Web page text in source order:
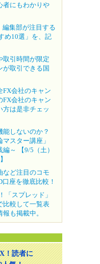
者にもわかりや
編集部が注目する
め10選」を、記
取引時間が限定
が取引できる国
FX会社のキャン
FX会社のキャン
方は是非チェッ
しないのか？
スター講座」
～ 【9/5（土）
など注目のコモ
座を徹底比較！
「スプレッド」
比較して一覧表
も掲載中。
！読者に